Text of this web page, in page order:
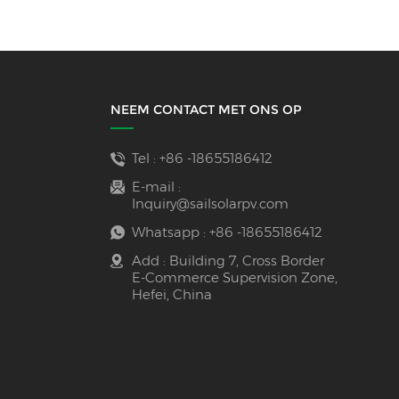
NEEM CONTACT MET ONS OP
Tel : +86 -18655186412
E-mail :
Inquiry@sailsolarpv.com
Whatsapp : +86 -18655186412
Add : Building 7, Cross Border
E-Commerce Supervision Zone,
Hefei, China